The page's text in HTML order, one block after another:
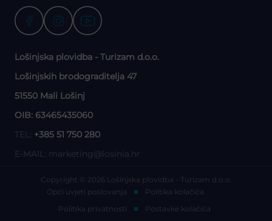
Lošinjska plovidba - Turizam d.o.o.
Lošinjskih brodograditelja 47
51550 Mali Lošinj
OIB: 63465435060
TEL: +385 51 750 280
E-MAIL: marketing@losinia.hr
Copyright © 2026 Lošinjska plovidba - Turizam d.o.o.
Opći uvjeti poslovanja
Politika kolačića
Politika privatnosti
Postavke kolačića